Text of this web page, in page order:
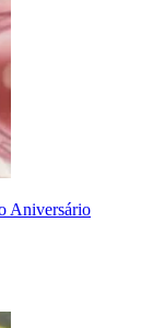
Aniversário